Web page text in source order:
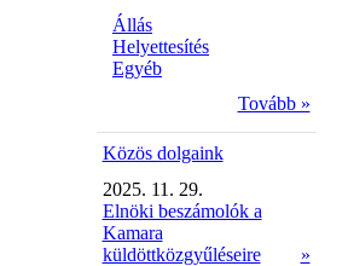
Állás
Helyettesítés
Egyéb
Tovább »
Közös dolgaink
2025. 11. 29.
Elnöki beszámolók a
Kamara
küldöttközgyűléseire
»